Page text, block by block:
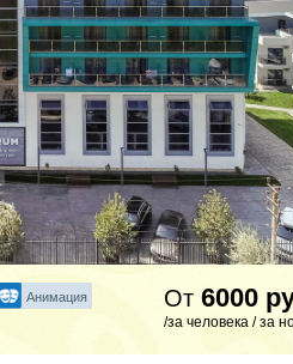
Анимация От 6000
/за человека / за